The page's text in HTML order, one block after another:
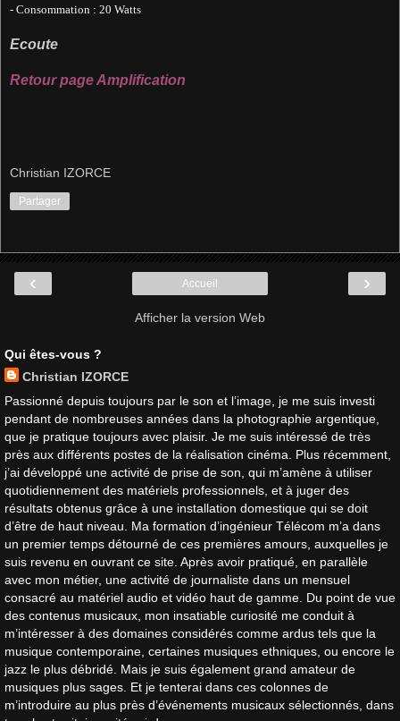
- Consommation : 20 Watts
Ecoute
Retour page Amplification
Christian IZORCE
Partager
‹ ›
Accueil
Afficher la version Web
Qui êtes-vous ?
Christian IZORCE
Passionné depuis toujours par le son et l’image, je me suis investi
pendant de nombreuses années dans la photographie argentique,
que je pratique toujours avec plaisir. Je me suis intéressé de très
près aux différents postes de la réalisation cinéma. Plus récemment,
j’ai développé une activité de prise de son, qui m’amène à utiliser
quotidiennement des matériels professionnels, et à juger des
résultats obtenus grâce à une installation domestique qui se doit
d’être de haut niveau. Ma formation d’ingénieur Télécom m’a dans
un premier temps détourné de ces premières amours, auxquelles je
suis revenu en ouvrant ce site. Après avoir pratiqué, en parallèle
avec mon métier, une activité de journaliste dans un mensuel
consacré au matériel audio et vidéo haut de gamme. Du point de vue
des contenus musicaux, mon insatiable curiosité me conduit à
m’intéresser à des domaines considérés comme ardus tels que la
musique contemporaine, certaines musiques ethniques, ou encore le
jazz le plus débridé. Mais je suis également grand amateur de
musiques plus sages. Et je tenterai dans ces colonnes de
m’introduire au plus près d’événements musicaux sélectionnés, dans